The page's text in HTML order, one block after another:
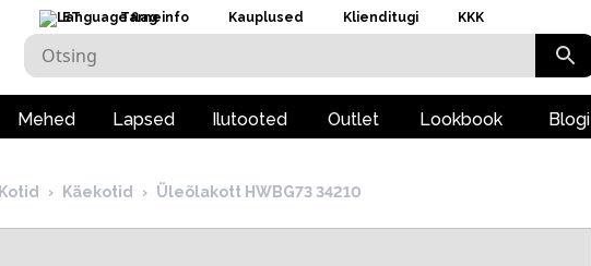
ET Tarneinfo Kauplused Klienditugi KKK
Mehed Lapsed Ilutooted Outlet Lookbook Blogi
Kotid › Käekotid › Üleõlakott HWBG73 34210